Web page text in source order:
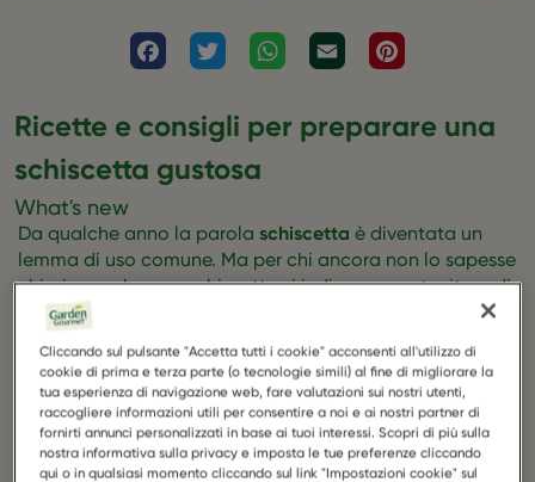
FacebookTwitter WhatsAppEmail
Ricette e consigli per preparare una
schiscetta gustosa
What's new
Da qualche anno la parola schiscetta è diventata un
lemma di uso comune. Ma per chi ancora non lo sapesse
chiariamo che con schiscetta si indica un contenitore di
piccole dimensioni in cui riporre il cibo, quella che
Calvino in Marcovaldo chiamava pietanziera, una
piccola scatola in plastica o in metallo con chiusura
ermetica da portare comodamente con sé quando si
consuma fuori soprattutto il pranzo e la merenda o
anche la colazione o la cena. Per estensione, quando si
parla di schiscetta si parla del suo contenuto, quindi di
Cliccando sul pulsante "Accetta tutti i cookie" acconsenti all'utilizzo di
cookie di prima e terza parte (o tecnologie simili) al fine di migliorare la
tua esperienza di navigazione web, fare valutazioni sui nostri utenti,
raccogliere informazioni utili per consentire a noi e ai nostri partner di
fornirti annunci personalizzati in base ai tuoi interessi. Scopri di più sulla
nostra informativa sulla privacy e imposta le tue preferenze cliccando
qui o in qualsiasi momento cliccando sul link "Impostazioni cookie" sul